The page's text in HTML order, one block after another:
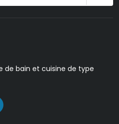
de bain et cuisine de type